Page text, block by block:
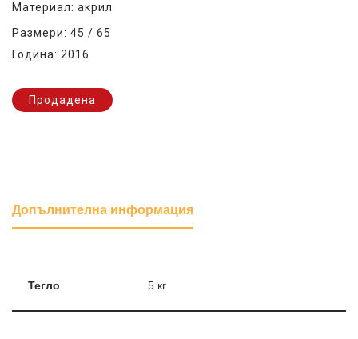
Материал: акрил
Размери: 45 / 65
Година: 2016
Продадена
Допълнителна информация
Тегло 5 кг